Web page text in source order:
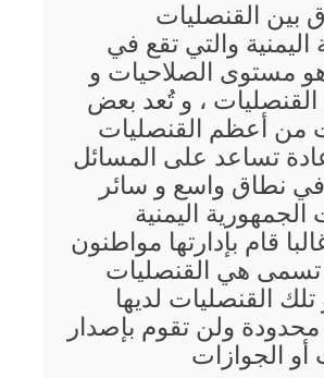
بين القنصليات
اليمنية والتي تقع في
مستوى الصلاحيات و
، و تُعد بعض
من أعظم القنصليات
تساعد على المسائل
في نطاق واسع و سائر
الجمهورية اليمنية
قام بإدارتها مواطنون
تسمى هي القنصليات
تلك القنصليات لديها
ولن تقوم بإصدار
أو الجوازات